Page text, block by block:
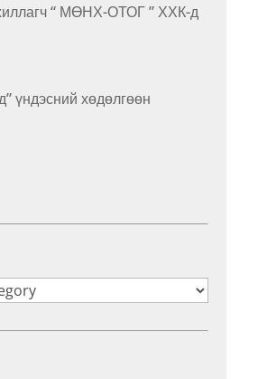
“ МӨНХ-ОТОГ ” ХХК-д
үндэсний хөдөлгөөн